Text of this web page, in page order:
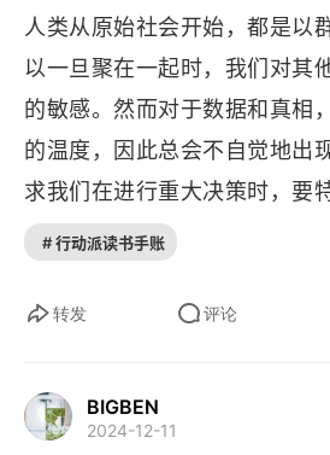
人类从原始社会开始，都是以
以一旦聚在一起时，我们对其
的敏感。然而对于数据和真相
的温度，因此总会不自觉地出
求我们在进行重大决策时，要
探究和重视数据背后的真相，
不自觉地形成专业思维偏见。
最终变得盲目迷信自己。因此
意了解其他领域的思维方式，
# 行动派读书手账
转发 评论
BIGBEN
2024-12-11